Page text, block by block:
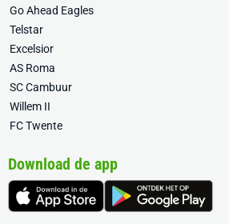
Go Ahead Eagles
Telstar
Excelsior
AS Roma
SC Cambuur
Willem II
FC Twente
Download de app